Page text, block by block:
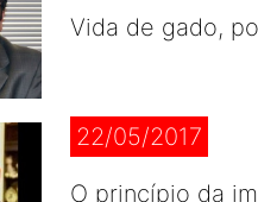
Vida de gado,
22/05/2017
O princípio da